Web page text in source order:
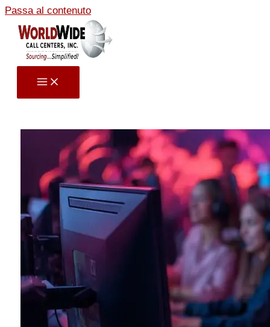
Passa al contenuto